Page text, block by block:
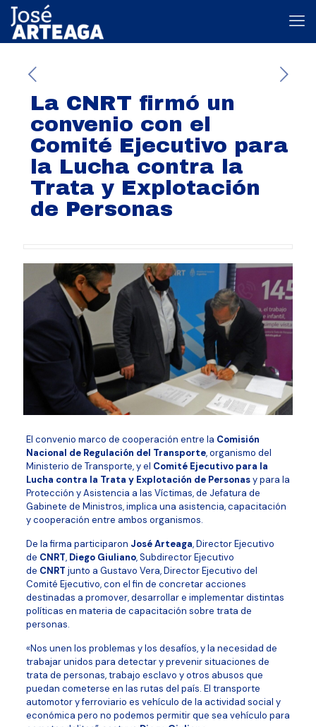
La CNRT firmó un
convenio con el
Comité Ejecutivo para
la Lucha contra la
Trata y Explotación
de Personas
El convenio marco de cooperación entre la Comisión
Nacional de Regulación del Transporte, organismo del
Ministerio de Transporte, y el Comité Ejecutivo para la
Lucha contra la Trata y Explotación de Personasy para la
Protección y Asistencia a las Víctimas, de Jefatura de
Gabinete de Ministros, implica una asistencia, capacitación
y cooperación entre ambos organismos.
De la firma participaron José Arteaga, Director Ejecutivo
de CNRT, Diego Giuliano, Subdirector Ejecutivo
de CNRT junto a Gustavo Vera, Director Ejecutivo del
Comité Ejecutivo, con el fin de concretar acciones
destinadas a promover, desarrollar e implementar distintas
políticas en materia de capacitación sobre trata de
personas.
«Nos unen los problemas y los desafíos, y la necesidad de
trabajar unidos para detectar y prevenir situaciones de
trata de personas, trabajo esclavo y otros abusos que
puedan cometerse en las rutas del país. El transporte
automotor y ferroviario es vehículo de la actividad social y
económica pero no podemos permitir que sea vehículo para